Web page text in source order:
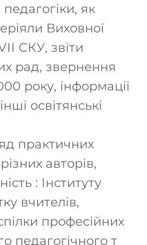
педагогіки, як
Виховної
СКУ, звіти
рад, звернення
року, інформації
освітянські
практичних
авторів,
: Інституту
вчителів,
професійних
педагогічного т